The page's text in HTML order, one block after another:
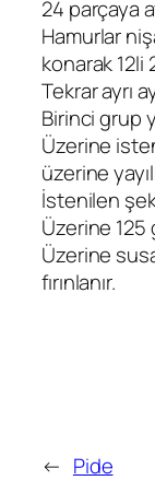
24 parçaya
Hamurlar
konarak 12li
Tekrar ayrı
Birinci grup
Üzerine
üzerine
İstenilen
Üzerine 125
Üzerine
fırınlanır.
← Pide